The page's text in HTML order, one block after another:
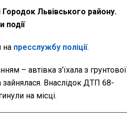
Львівського району.
події
на пресслужбу поліції.
– автівка з’їхала з грунтової
зайнялася. Внаслідок ДТП 68-
на місці.